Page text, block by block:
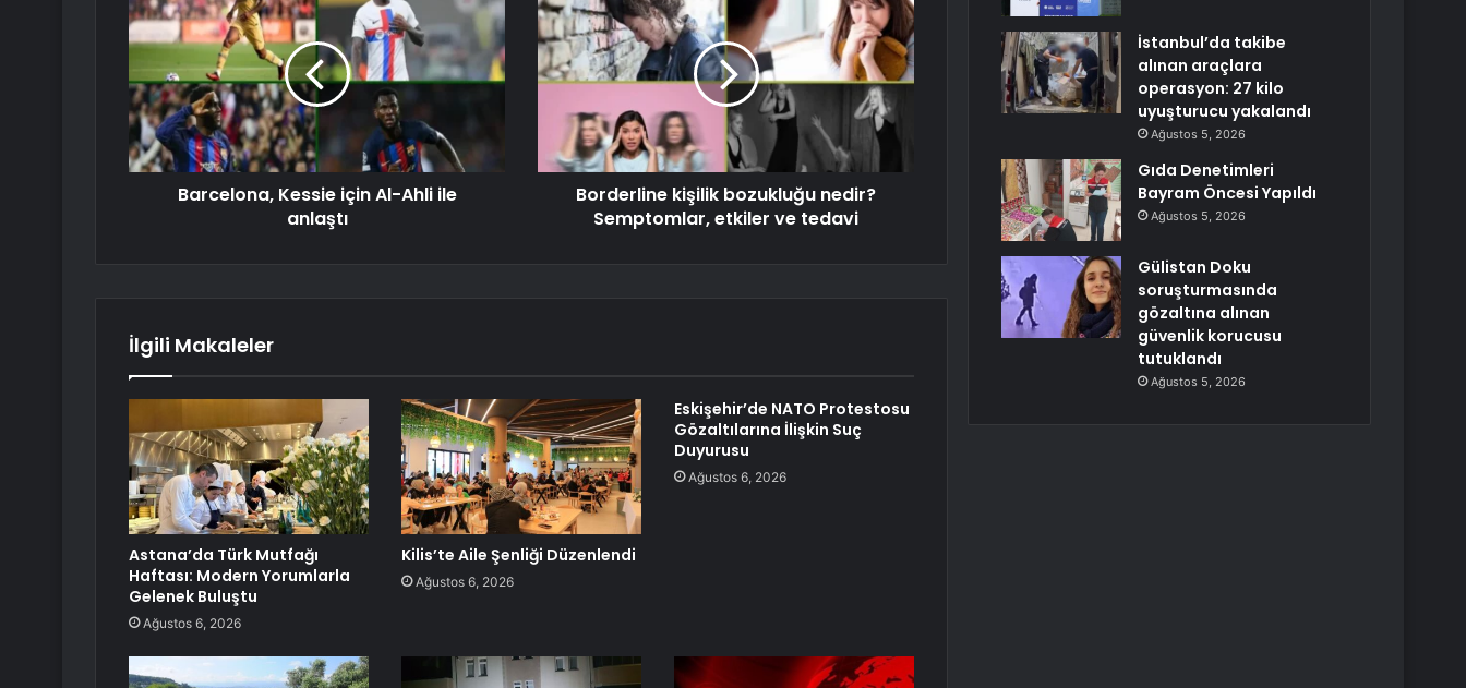
Barcelona, ​​Kessie için Al-Ahli ile
anlaştı
Borderline kişilik bozukluğu nedir?
Semptomlar, etkiler ve tedavi
İlgili Makaleler
Astana’da Türk Mutfağı
Haftası: Modern Yorumlarla
Gelenek Buluştu
Ağustos 6, 2026
Kilis’te Aile Şenliği Düzenlendi
Ağustos 6, 2026
Eskişehir’de NATO Protestosu
Gözaltılarına İlişkin Suç
Duyurusu
Ağustos 6, 2026
İstanbul’da takibe
alınan araçlara
operasyon: 27 kilo
uyuşturucu yakalandı
Ağustos 5, 2026
Gıda Denetimleri
Bayram Öncesi Yapıldı
Ağustos 5, 2026
Gülistan Doku
soruşturmasında
gözaltına alınan
güvenlik korucusu
tutuklandı
Ağustos 5, 2026